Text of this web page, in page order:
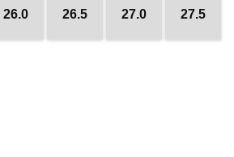
26.0 26.5 27.0 27.5